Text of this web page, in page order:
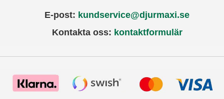
E-post: kundservice@djurmaxi.se
Kontakta oss: kontaktformulär